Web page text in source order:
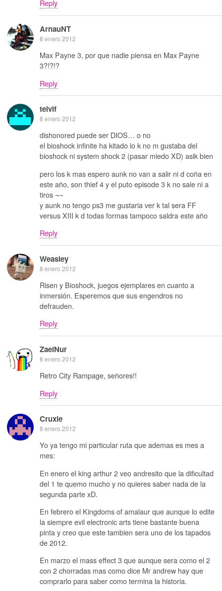
Reply
ArnauNT
8 enero 2012
Max Payne 3, por que nadie piensa en Max Payne
3?!?!?
Reply
telvif
8 enero 2012
dishonored puede ser DIOS… o no
el bioshock infinite ha kitado lo k no m gustaba del
bioshock ni system shock 2 (pasar miedo XD) asik bien
pero los k mas espero aunk no van a salir ni d coña en
este año, son thief 4 y el puto episode 3 k no sale ni a
tiros ¬¬
y aunk no tengo ps3 me gustaria ver k tal sera FF
versus XIII k d todas formas tampoco saldra este año
Reply
Weasley
8 enero 2012
Risen y Bioshock, juegos ejemplares en cuanto a
inmersión. Esperemos que sus engendros no
defrauden.
Reply
ZaelNur
8 enero 2012
Retro City Rampage, señores!!
Reply
Cruxie
8 enero 2012
Yo ya tengo mi particular ruta que ademas es mes a
mes:
En enero el king arthur 2 veo andresito que la dificultad
del 1 te quemo mucho y no quieres saber nada de la
segunda parte xD.
En febrero el Kingdoms of amalaur que aunque lo edite
la siempre evil electronic arts tiene bastante buena
pinta y creo que este tambien sera uno de los tapados
de 2012.
En marzo el mass effect 3 que aunque sera como el 2
con 2 chorradas mas como dice Mr andrew hay que
comprarlo para saber como termina la historia.